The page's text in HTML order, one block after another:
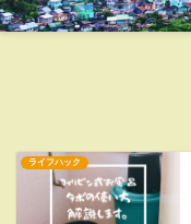
ライフハック